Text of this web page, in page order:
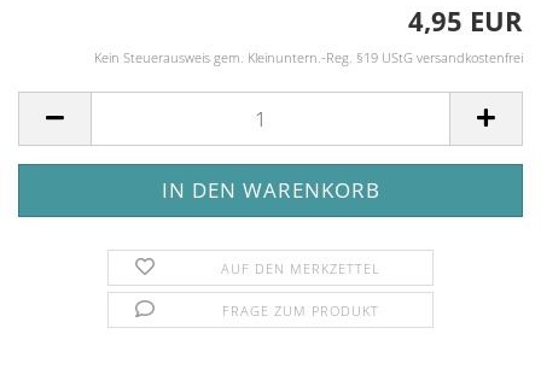
4,95 EUR
Kein Steuerausweis gem. Kleinuntern.-Reg. §19 UStG versandkostenfrei
AUF DEN MERKZETTEL
FRAGE ZUM PRODUKT